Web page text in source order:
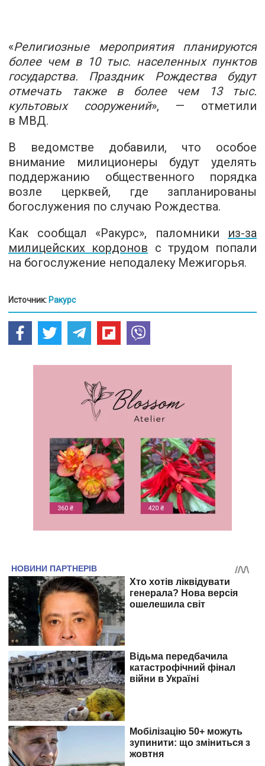
«Религиозные мероприятия планируются
более чем в 10 тыс. населенных пунктов
государства. Праздник Рождества будут
отмечать также в более чем 13 тыс.
культовых сооружений», — отметили
в МВД.
В ведомстве добавили, что особое
внимание милиционеры будут уделять
поддержанию общественного порядка
возле церквей, где запланированы
богослужения по случаю Рождества.
Как сообщал «Ракурс», паломники из-за
милицейских кордонов с трудом попали
на богослужение неподалеку Межигорья.
Источник: Ракурс